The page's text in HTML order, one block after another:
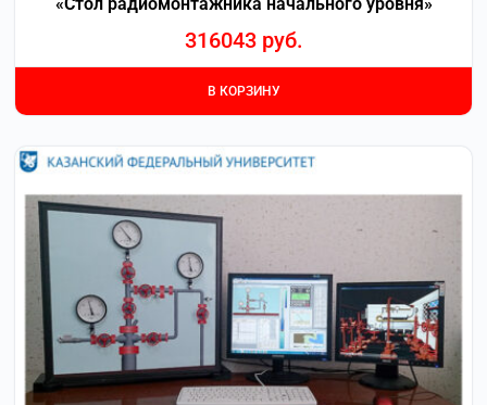
316043 руб.
В КОРЗИНУ